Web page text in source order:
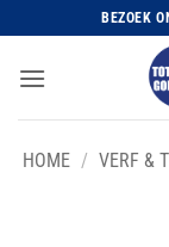
naar
inhoud
BEZOEK
HOME / VERF &